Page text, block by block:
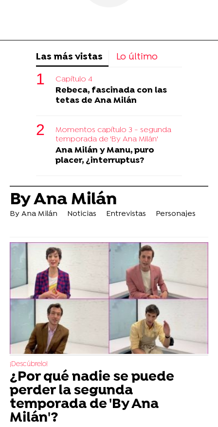
Las más vistas Lo último
Capítulo 4
Rebeca, fascinada con las
tetas de Ana Milán
Momentos capítulo 3 - segunda
temporada de 'By Ana Milán'
Ana Milán y Manu, puro
placer, ¿interruptus?
By Ana Milán
By Ana Milán Noticias Entrevistas Personajes
¡Descúbrelo!
¿Por qué nadie se puede
perder la segunda
temporada de 'By Ana
Milán'?